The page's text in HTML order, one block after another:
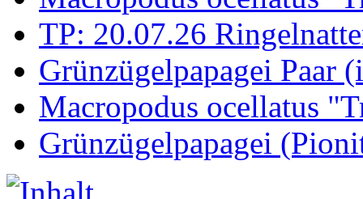
TP: 20.07.26
Grünzügelpapagei Paar
Macropodus ocellatus
Grünzügelpapagei